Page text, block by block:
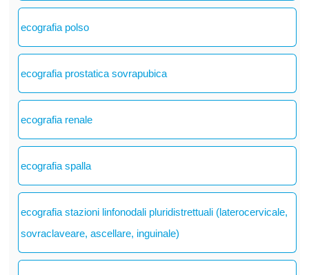
ecografia polso
ecografia prostatica sovrapubica
ecografia renale
ecografia spalla
ecografia stazioni linfonodali pluridistrettuali (laterocervicale,
sovraclaveare, ascellare, inguinale)